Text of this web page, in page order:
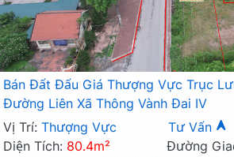
Bán Đất Đấu Giá Thượng Vực Trục
Đường Liên Xã Thông Vành Đai IV
Vị Trí: Thượng Vực Tư Vấn
Diện Tích: 80.4m²
Đường